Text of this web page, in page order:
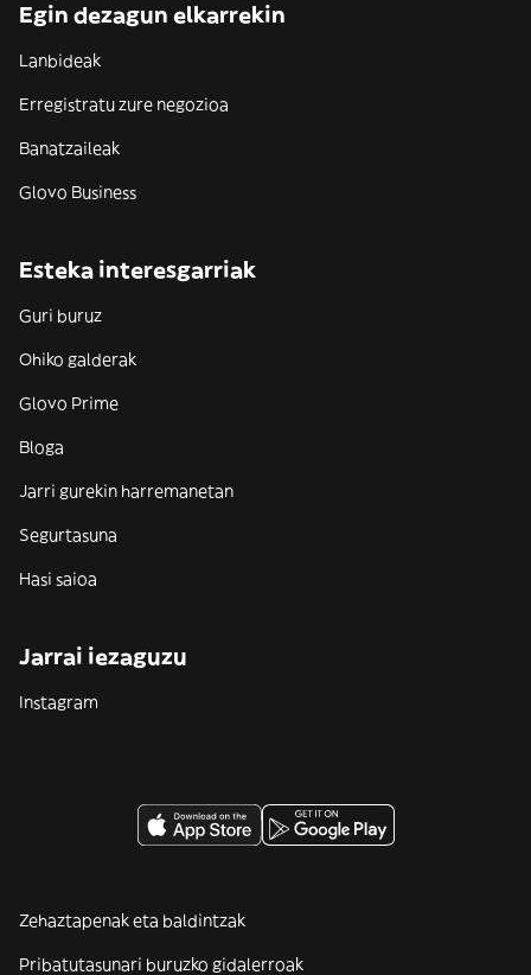
Egin dezagun elkarrekin
Lanbideak
Erregistratu zure negozioa
Banatzaileak
Glovo Business
Esteka interesgarriak
Guri buruz
Ohiko galderak
Glovo Prime
Bloga
Jarri gurekin harremanetan
Segurtasuna
Hasi saioa
Jarrai iezaguzu
Instagram
Zehaztapenak eta baldintzak
Pribatutasunari buruzko gidalerroak